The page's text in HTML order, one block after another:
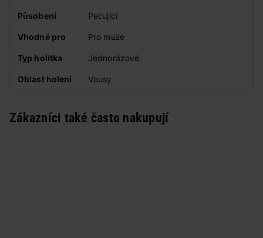
Působení Pečující
Vhodné pro Pro muže
Typ holítka Jednorázové
Oblast holení Vousy
Zákazníci také často nakupují